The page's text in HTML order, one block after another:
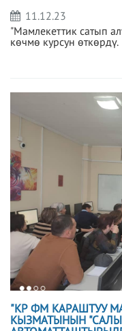
11.12.23
"Мамлекеттик сатып
көчмө курсун өткөрдү.
"КР ФМ КАРАШТУУ
КЫЗМАТЫНЫН